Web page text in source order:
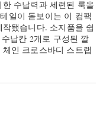
수납력과 세련된 룩을
일이 돋보이는 이 컴팩
됐습니다. 소지품을 쉽
납칸 2개로 구성된 깔
인 크로스바디 스트랩